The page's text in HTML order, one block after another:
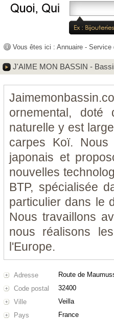
Vous êtes ici : Annuaire - Service
J'AIME MON BASSIN -
ornemental, doté
naturelle y est
carpes Koï.
japonais et
nouvelles
BTP, spécialisée
particulier dans le
Nous travaillons
nous réalisons
l'Europe.
Adresse
Route de
Code postal
32400
Ville
Veilla
Pays
France